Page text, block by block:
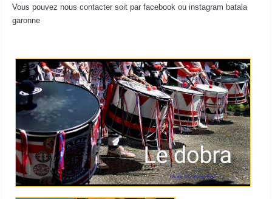
Vous pouvez nous contacter soit par facebook ou instagram batala
garonne